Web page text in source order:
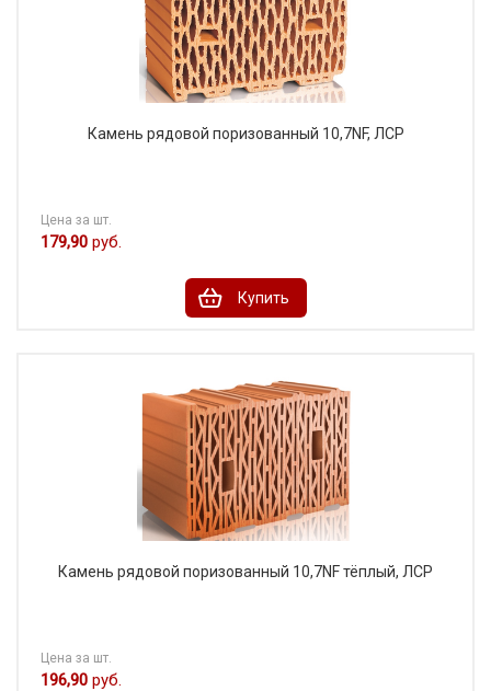
Porotherm 44, крупноформатный керамический
поризованный блок, ТМ "Porotherm",
Wienerberger Россия
Камень рядовой поризованный 10,7NF, ЛСР
Цена за шт.
179,90 руб.
Купить
Камень рядовой поризованный 10,7NF тёплый, ЛСР
Цена за шт.
196,90 руб.